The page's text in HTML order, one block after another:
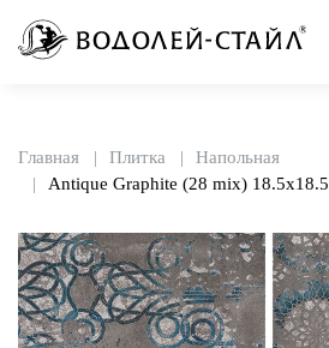
Главная Плитка
Напольная
Antique Graphite (28 mix) 18.5x18.5